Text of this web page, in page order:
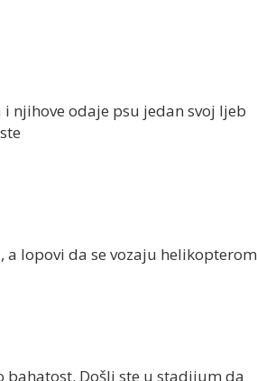
njihove odaje psu jedan svoj ljeb
lopovi da se vozaju helikopterom
bahatost. Došli ste u stadijum da